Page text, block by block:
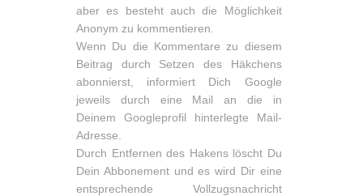
aber es besteht auch die Möglichkeit
Anonym zu kommentieren.
Wenn Du die Kommentare zu diesem
Beitrag durch Setzen des Häkchens
abonnierst, informiert Dich Google
jeweils durch eine Mail an die in
Deinem Googleprofil hinterlegte Mail-
Adresse.
Durch Entfernen des Hakens löscht Du
Dein Abbonement und es wird Dir eine
entsprechende Vollzugsnachricht